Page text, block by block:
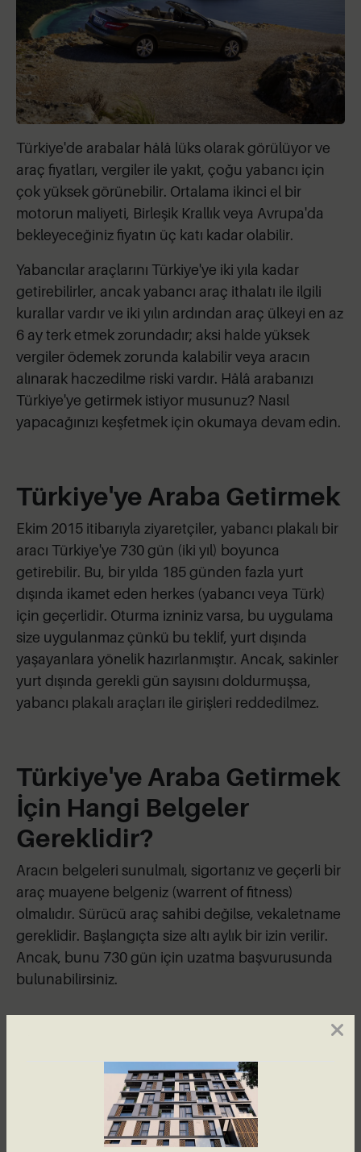
Türkiye'de arabalar hâlâ lüks olarak görülüyor ve
araç fiyatları, vergiler ile yakıt, çoğu yabancı için
çok yüksek görünebilir. Ortalama ikinci el bir
motorun maliyeti, Birleşik Krallık veya Avrupa'da
bekleyeceğiniz fiyatın üç katı kadar olabilir.
Yabancılar araçlarını Türkiye'ye iki yıla kadar
getirebilirler, ancak yabancı araç ithalatı ile ilgili
kurallar vardır ve iki yılın ardından araç ülkeyi en az
6 ay terk etmek zorundadır; aksi halde yüksek
vergiler ödemek zorunda kalabilir veya aracın
alınarak haczedilme riski vardır. Hâlâ arabanızı
Türkiye'ye getirmek istiyor musunuz? Nasıl
yapacağınızı keşfetmek için okumaya devam edin.
Türkiye'ye Araba Getirmek
Ekim 2015 itibarıyla ziyaretçiler, yabancı plakalı bir
aracı Türkiye'ye 730 gün (iki yıl) boyunca
getirebilir. Bu, bir yılda 185 günden fazla yurt
dışında ikamet eden herkes (yabancı veya Türk)
için geçerlidir. Oturma izniniz varsa, bu uygulama
size uygulanmaz çünkü bu teklif, yurt dışında
yaşayanlara yönelik hazırlanmıştır. Ancak, sakinler
yurt dışında gerekli gün sayısını doldurmuşsa,
yabancı plakalı araçları ile girişleri reddedilmez.
Türkiye'ye Araba Getirmek
İçin Hangi Belgeler
Gereklidir?
Aracın belgeleri sunulmalı, sigortanız ve geçerli bir
araç muayene belgeniz (warrent of fitness)
olmalıdır. Sürücü araç sahibi değilse, vekaletname
gereklidir. Başlangıçta size altı aylık bir izin verilir.
Ancak, bunu 730 gün için uzatma başvurusunda
bulunabilirsiniz.
Yakın aile bireyleri, eğer onlar da yurt dışında
yaşıyorlarsa aracı kullanabilirler.